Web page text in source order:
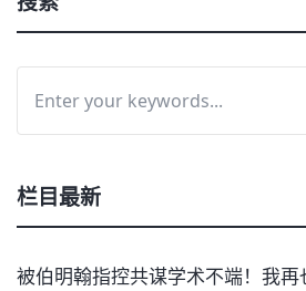
栏目最新
被伯明翰指控共谋学术不端！我再